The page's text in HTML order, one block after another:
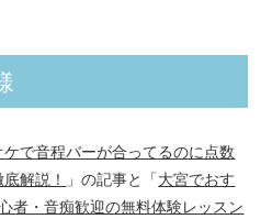
ケで音程バーが合ってるのに点数
解説！
」の記事と「大宮でおす
者・音痴歓迎の無料体験レッスン